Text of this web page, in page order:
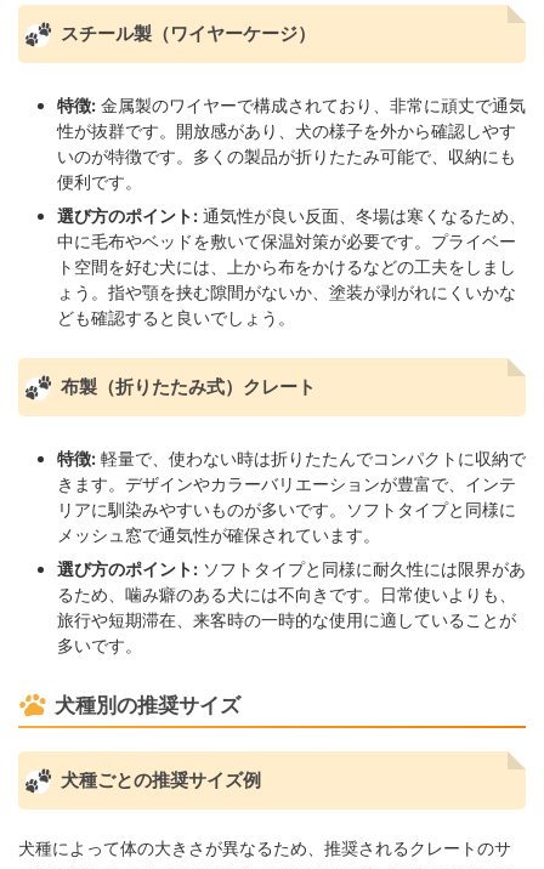
スチール製（ワイヤーケージ）
特徴: 金属製のワイヤーで構成されており、非常に頑丈で通気
性が抜群です。開放感があり、犬の様子を外から確認しやす
いのが特徴です。多くの製品が折りたたみ可能で、収納にも
便利です。
選び方のポイント: 通気性が良い反面、冬場は寒くなるため、
中に毛布やベッドを敷いて保温対策が必要です。プライベー
ト空間を好む犬には、上から布をかけるなどの工夫をしまし
ょう。指や顎を挟む隙間がないか、塗装が剥がれにくいかな
ども確認すると良いでしょう。
布製（折りたたみ式）クレート
特徴: 軽量で、使わない時は折りたたんでコンパクトに収納で
きます。デザインやカラーバリエーションが豊富で、インテ
リアに馴染みやすいものが多いです。ソフトタイプと同様に
メッシュ窓で通気性が確保されています。
選び方のポイント: ソフトタイプと同様に耐久性には限界があ
るため、噛み癖のある犬には不向きです。日常使いよりも、
旅行や短期滞在、来客時の一時的な使用に適していることが
多いです。
犬種別の推奨サイズ
犬種ごとの推奨サイズ例
犬種によって体の大きさが異なるため、推奨されるクレートのサ